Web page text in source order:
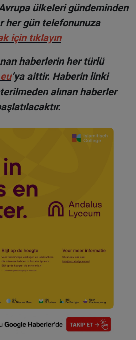
ülkeleri gündeminden
her gün telefonunuza
için tıklayın
haberlerin her türlü
’ya aittir. Haberin linki
alınan haberler